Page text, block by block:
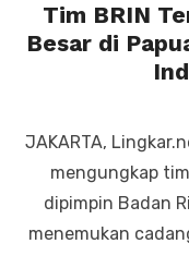
Tim BRIN
Besar di
JAKARTA,
mengungkap
dipimpin Badan
menemukan